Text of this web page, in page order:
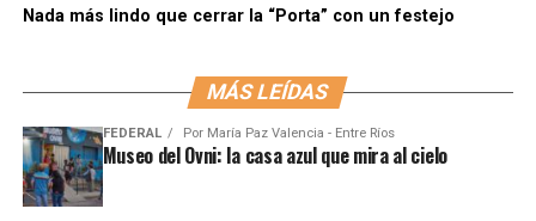
Nada más lindo que cerrar la “Porta” con un festejo
MÁS LEÍDAS
FEDERAL Por María Paz Valencia - Entre Ríos
Museo del Ovni: la casa azul que mira al cielo